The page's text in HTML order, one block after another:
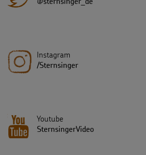
Instagram
/Sternsinger
Youtube
SternsingerVideo